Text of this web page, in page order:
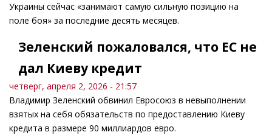
Украины сейчас «занимают самую сильную позицию на
поле боя» за последние десять месяцев.
Зеленский пожаловался, что ЕС не
дал Киеву кредит
четверг, апреля 2, 2026 - 21:57
Владимир Зеленский обвинил Евросоюз в невыполнении
взятых на себя обязательств по предоставлению Киеву
кредита в размере 90 миллиардов евро.